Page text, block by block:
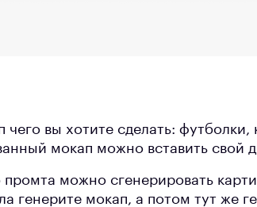
чего вы хотите сделать: футболки,
мокап можно вставить свой
можно сгенерировать
генерите мокап, а потом тут же